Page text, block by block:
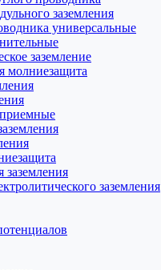
заземления
универсальные
заземление
молниезащита
заземления
заземления